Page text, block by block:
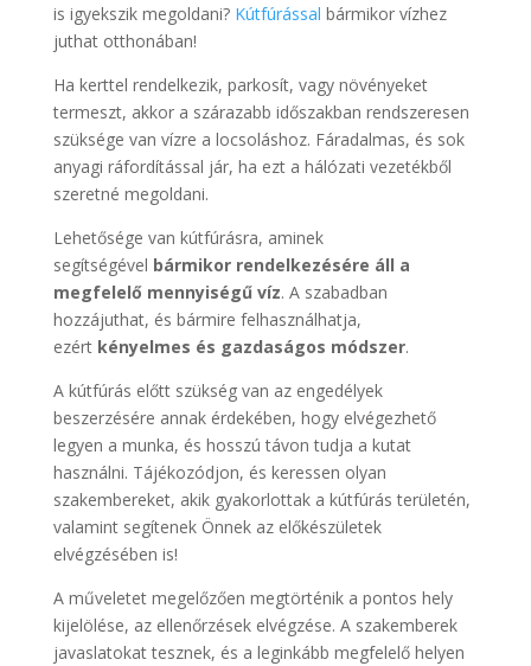
is igyekszik megoldani? Kútfúrással bármikor vízhez
juthat otthonában!
Ha kerttel rendelkezik, parkosít, vagy növényeket
termeszt, akkor a szárazabb időszakban rendszeresen
szüksége van vízre a locsoláshoz. Fáradalmas, és sok
anyagi ráfordítással jár, ha ezt a hálózati vezetékből
szeretné megoldani.
Lehetősége van kútfúrásra, aminek
segítségével bármikor rendelkezésére áll a
megfelelő mennyiségű víz. A szabadban
hozzájuthat, és bármire felhasználhatja,
ezértkényelmes és gazdaságos módszer.
A kútfúrás előtt szükség van az engedélyek
beszerzésére annak érdekében, hogy elvégezhető
legyen a munka, és hosszú távon tudja a kutat
használni. Tájékozódjon, és keressen olyan
szakembereket, akik gyakorlottak a kútfúrás területén,
valamint segítenek Önnek az előkészületek
elvégzésében is!
A műveletet megelőzően megtörténik a pontos hely
kijelölése, az ellenőrzések elvégzése. A szakemberek
javaslatokat tesznek, és a leginkább megfelelő helyen